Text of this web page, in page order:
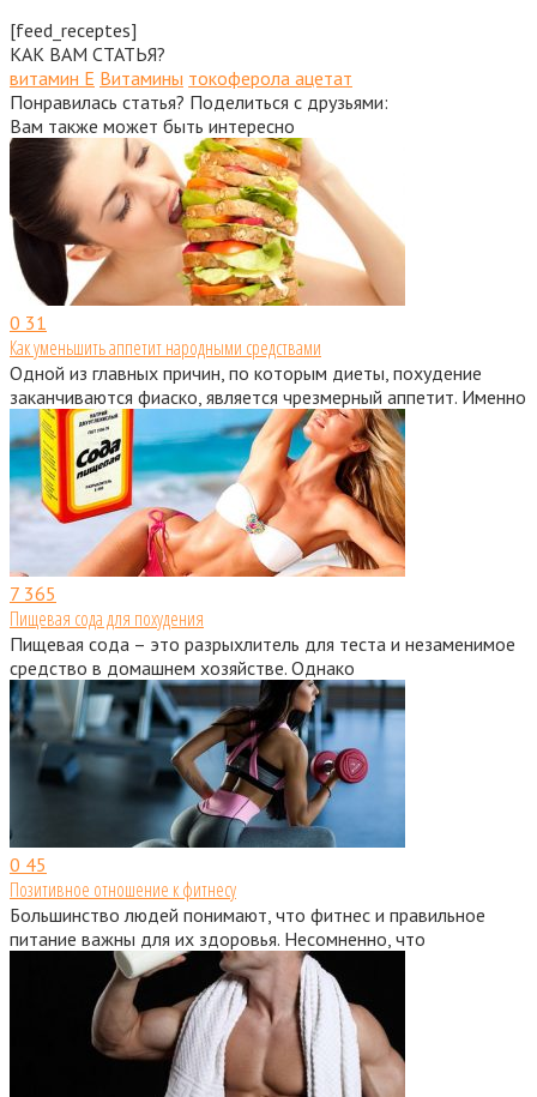
[feed_receptes]
КАК ВАМ СТАТЬЯ?
витамин E Витамины токоферола ацетат
Понравилась статья? Поделиться с друзьями:
Вам также может быть интересно
0 31
Как уменьшить аппетит народными средствами
Одной из главных причин, по которым диеты, похудение
заканчиваются фиаско, является чрезмерный аппетит. Именно
7 365
Пищевая сода для похудения
Пищевая сода – это разрыхлитель для теста и незаменимое
средство в домашнем хозяйстве. Однако
0 45
Позитивное отношение к фитнесу
Большинство людей понимают, что фитнес и правильное
питание важны для их здоровья. Несомненно, что